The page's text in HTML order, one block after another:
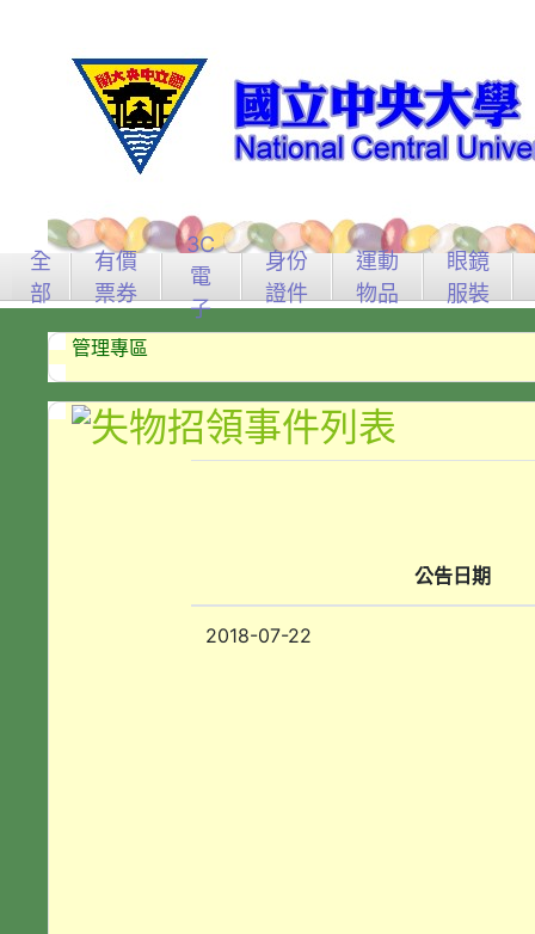
全
部
有價
票券
3C
電
子
身份
證件
運動
物品
眼鏡
服裝
管理專區
公告日期
2018-07-22